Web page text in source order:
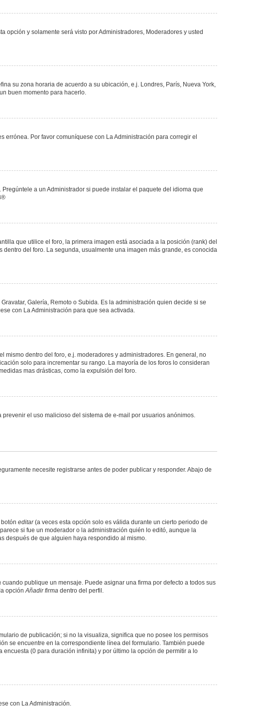
opción y solamente será visto por Administradores, Moderadores y usted
su zona horaria de acuerdo a su ubicación, e.j. Londres, París, Nueva York,
buen momento para hacerlo.
Por favor comuníquese con La Administración para corregir el
a un Administrador si puede instalar el paquete del idioma que
®
que utilice el foro, la primera imagen está asociada a la posición (rank) del
del foro. La segunda, usualmente una imagen más grande, es conocida
Galería, Remoto o Subida. Es la administración quien decide si se
con La Administración para que sea activada.
dentro del foro, e.j. moderadores y administradores. En general, no
solo para incrementar su rango. La mayoría de los foros lo consideran
mas drásticas, como la expulsión del foro.
el uso malicioso del sistema de e-mail por usuarios anónimos.
necesite registrarse antes de poder publicar y responder. Abajo de
editar(a veces esta opción solo es válida durante un cierto periodo de
si fue un moderador o la administración quién lo editó, aunque la
después de que alguien haya respondido al mismo.
cuando publique un mensaje. Puede asignar una firma por defecto a todos sus
opciónAñadir firma dentro del perfil.
de publicación; si no la visualiza, significa que no posee los permisos
se encuentre en la correspondiente línea del formulario. También puede
(0 para duración infinita) y por último la opción de permitir a lo
con La Administración.